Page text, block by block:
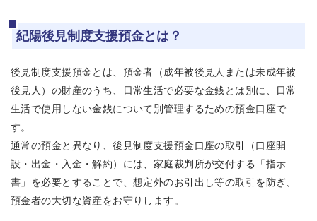
紀陽後見制度支援預金とは？
後見制度支援預金とは、預金者（成年被後見人または未成年被
後見人）の財産のうち、日常生活で必要な金銭とは別に、日常
生活で使用しない金銭について別管理するための預金口座で
す。
通常の預金と異なり、後見制度支援預金口座の取引（口座開
設・出金・入金・解約）には、家庭裁判所が交付する「指示
書」を必要とすることで、想定外のお引出し等の取引を防ぎ、
預金者の大切な資産をお守りします。